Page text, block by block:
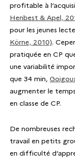
profitable à
Henbest & Apel,
pour les jeunes
Körne, 2010).
pratiquée en CP
une variabilité
que 34 min,
augmenter le
en classe de CP.
De nombreuses
travail en petits
en difficulté